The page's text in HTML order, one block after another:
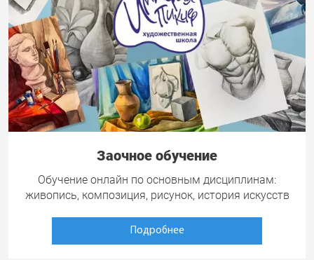
Заочное обучение
Обучение онлайн по основным дисциплинам:
живопись, композиция, рисунок, история искусств
Подробнее